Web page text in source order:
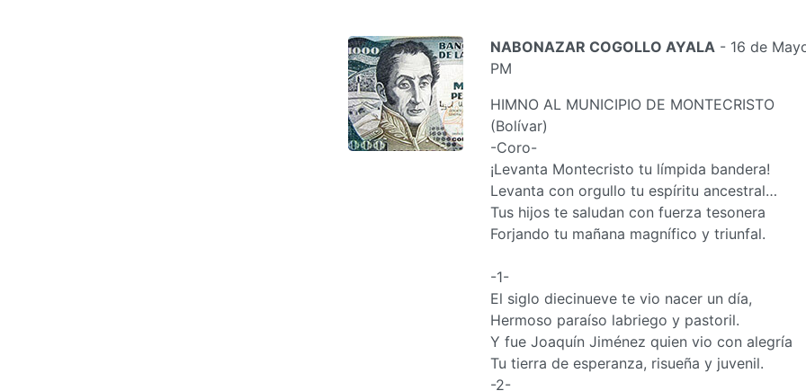
NABONAZAR COGOLLO AYALA- 16 de
PM
HIMNO AL MUNICIPIO DE MONTECRISTO
(Bolívar)
-Coro-
¡Levanta Montecristo tu límpida bandera!
Levanta con orgullo tu espíritu ancestral…
Tus hijos te saludan con fuerza tesonera
Forjando tu mañana magnífico y triunfal.
-1-
El siglo diecinueve te vio nacer un día,
Hermoso paraíso labriego y pastoril.
Y fue Joaquín Jiménez quien vio con alegría
Tu tierra de esperanza, risueña y juvenil.
-2-